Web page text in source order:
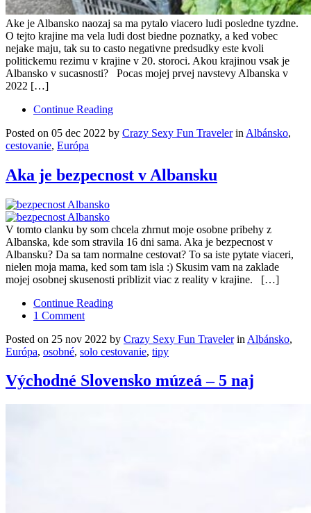
Ake je Albansko naozaj sa ma pytalo viacero ludi posledne tyzdne.
O tejto krajine ma vela ludi dost biedne poznatky, a ked vobec
nejake maju, tak su to casto negativne predsudky este kvoli
politickemu rezimu v krajine v 20. storoci. Akou krajinou vsak je
Albansko v sucasnosti? Pocas mojej prvej navstevy Albanska v
2022 […]
Continue Reading
Posted on 05 dec 2022 by Crazy Sexy Fun Travelerin Albánsko,
cestovanie, Európa
Aka je bezpecnost v Albansku
V tomto clanku by som chcela zhrnut moje osobne pribehy z
Albanska, kde som stravila 16 dni sama. Aka je bezpecnost v
Albansku? Da sa tam normalne cestovat? To sa iste pytate viaceri,
nielen moja mama, ked som tam isla :) Skusim vam na zaklade
mojej osobnej skusenosti priblizit viac z reality v krajine. […]
Continue Reading
1 Comment
Posted on 25 nov 2022 by Crazy Sexy Fun Travelerin Albánsko,
Európa, osobné, solo cestovanie, tipy
Východné Slovensko múzeá – 5 naj